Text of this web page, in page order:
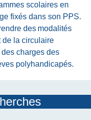
scolaires en
fixés dans son PPS.
des modalités
la circulaire
charges des
polyhandicapés.